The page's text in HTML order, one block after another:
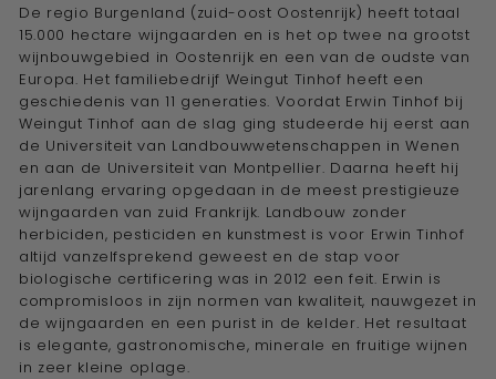
De regio Burgenland (zuid-oost Oostenrijk) heeft totaal
15.000 hectare wijngaarden en is het op twee na grootst
wijnbouwgebied in Oostenrijk en een van de oudste van
Europa. Het familiebedrijf Weingut Tinhof heeft een
geschiedenis van 11 generaties. Voordat Erwin Tinhof bij
Weingut Tinhof aan de slag ging studeerde hij eerst aan
de Universiteit van Landbouwwetenschappen in Wenen
en aan de Universiteit van Montpellier. Daarna heeft hij
jarenlang ervaring opgedaan in de meest prestigieuze
wijngaarden van zuid Frankrijk. Landbouw zonder
herbiciden, pesticiden en kunstmest is voor Erwin Tinhof
altijd vanzelfsprekend geweest en de stap voor
biologische certificering was in 2012 een feit. Erwin is
compromisloos in zijn normen van kwaliteit, nauwgezet in
de wijngaarden en een purist in de kelder. Het resultaat
is elegante, gastronomische, minerale en fruitige wijnen
in zeer kleine oplage.